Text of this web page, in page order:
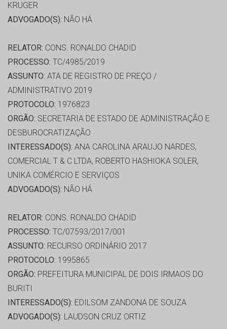
KRUGER
ADVOGADO(S): NÃO HÁ
RELATOR: CONS. RONALDO CHADID
PROCESSO: TC/4985/2019
ASSUNTO: ATA DE REGISTRO DE PREÇO /
ADMINISTRATIVO 2019
PROTOCOLO: 1976823
ORGÃO: SECRETARIA DE ESTADO DE ADMINISTRAÇÃO E
DESBUROCRATIZAÇÃO
INTERESSADO(S): ANA CAROLINA ARAUJO NARDES,
COMERCIAL T & C LTDA, ROBERTO HASHIOKA SOLER,
UNIKA COMÉRCIO E SERVIÇOS
ADVOGADO(S): NÃO HÁ
RELATOR: CONS. RONALDO CHADID
PROCESSO: TC/07593/2017/001
ASSUNTO: RECURSO ORDINÁRIO 2017
PROTOCOLO: 1995865
ORGÃO: PREFEITURA MUNICIPAL DE DOIS IRMAOS DO
BURITI
INTERESSADO(S): EDILSOM ZANDONA DE SOUZA
ADVOGADO(S): LAUDSON CRUZ ORTIZ